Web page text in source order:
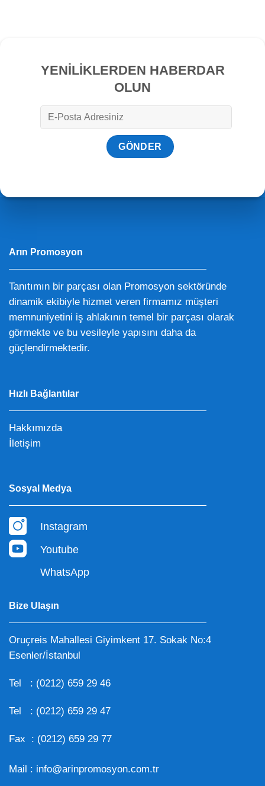
YENİLİKLERDEN HABERDAR
OLUN
Arın Promosyon
Tanıtımın bir parçası olan Promosyon sektöründe
dinamik ekibiyle hizmet veren firmamız müşteri
memnuniyetini iş ahlakının temel bir parçası olarak
görmekte ve bu vesileyle yapısını daha da
güçlendirmektedir.
Hızlı Bağlantılar
Hakkımızda
İletişim
Sosyal Medya
Instagram
Youtube
WhatsApp
Bize Ulaşın
Oruçreis Mahallesi Giyimkent 17. Sokak No:4
Esenler/İstanbul
Tel : (0212) 659 29 46
Tel : (0212) 659 29 47
Fax : (0212) 659 29 77
Mail : info@arinpromosyon.com.tr